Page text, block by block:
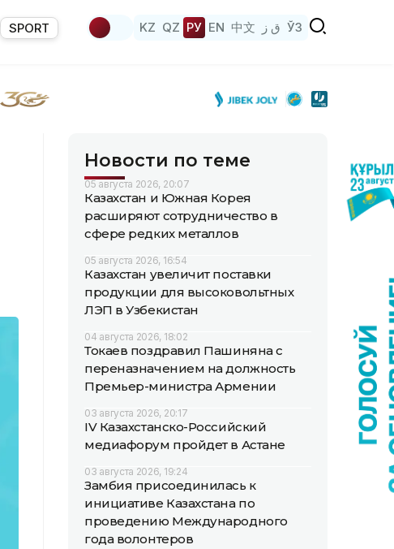
SPORT KZ QZ РУ EN 中文 ق ز ЎЗ
Новости по теме
05 августа 2026, 20:07
Казахстан и Южная Корея
расширяют сотрудничество в
сфере редких металлов
05 августа 2026, 16:54
Казахстан увеличит поставки
продукции для высоковольтных
ЛЭП в Узбекистан
04 августа 2026, 18:02
Токаев поздравил Пашиняна с
переназначением на должность
Премьер-министра Армении
03 августа 2026, 20:17
IV Казахстанско-Российский
медиафорум пройдет в Астане
03 августа 2026, 19:24
Замбия присоединилась к
инициативе Казахстана по
проведению Международного
года волонтеров